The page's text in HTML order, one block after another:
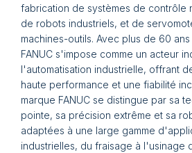
fabrication de systèmes de contrôle
de robots industriels, et de
machines-outils. Avec plus de 60
FANUC s'impose comme un acteur
l'automatisation industrielle, offrant
haute performance et une fiabilité
marque FANUC se distingue par sa
pointe, sa précision extrême et sa
adaptées à une large gamme
industrielles, du fraisage à l'usinage